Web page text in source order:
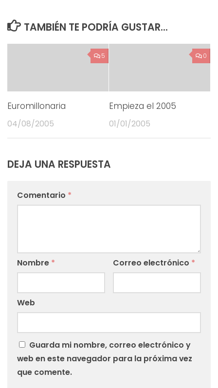
TAMBIÉN TE PODRÍA GUSTAR...
5
Euromillonaria
04/08/2005
0
Empieza el 2005
01/01/2005
DEJA UNA RESPUESTA
Comentario *
Nombre * Correo electrónico *
Web
Guarda mi nombre, correo electrónico y
web en este navegador para la próxima vez
que comente.